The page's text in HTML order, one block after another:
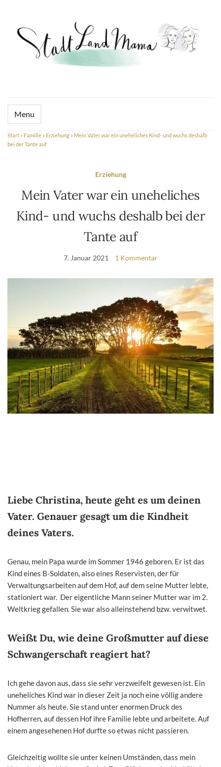
Menu
Start » Familie » Erziehung » Mein Vater war ein uneheliches Kind- und wuchs deshalb
bei der Tante auf
Erziehung
Mein Vater war ein uneheliches
Kind- und wuchs deshalb bei der
Tante auf
7. Januar 2021 1 Kommentar
Liebe Christina, heute geht es um deinen
Vater. Genauer gesagt um die Kindheit
deines Vaters.
Genau, mein Papa wurde im Sommer 1946 geboren. Er ist das
Kind eines B-Soldaten, also eines Reservisten, der für
Verwaltungsarbeiten auf dem Hof, auf dem seine Mutter lebte,
stationiert war. Der eigentliche Mann seiner Mutter war im 2.
Weltkrieg gefallen. Sie war also alleinstehend bzw. verwitwet.
Weißt Du, wie deine Großmutter auf diese
Schwangerschaft reagiert hat?
Ich gehe davon aus, dass sie sehr verzweifelt gewesen ist. Ein
uneheliches Kind war in dieser Zeit ja noch eine völlig andere
Nummer als heute. Sie stand unter enormen Druck des
Hofherren, auf dessen Hof ihre Familie lebte und arbeitete. Auf
einem angesehenen Hof durfte so etwas nicht passieren.
Gleichzeitig wollte sie unter keinen Umständen, dass mein